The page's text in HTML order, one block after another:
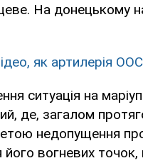
На донецькому
як артилерія
ситуація на
де, загалом
недопущення
його вогневих